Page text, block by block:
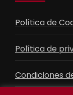
Política de
Política de
Condiciones